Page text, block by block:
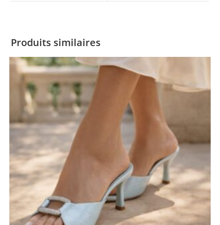
Produits similaires